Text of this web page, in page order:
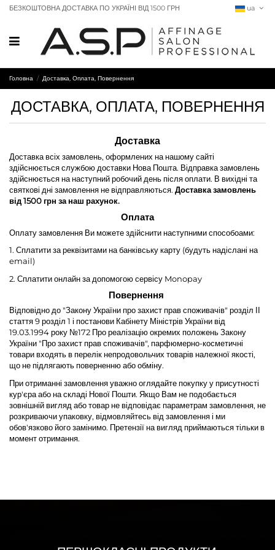
БЕЗКОШТОВНА ДОСТАВКА ПО УКРАЇНІ ВІД 1500 ГРН ua
Головна Доставка, Оплата, Повернення
ДОСТАВКА, ОПЛАТА, ПОВЕРНЕННЯ
Доставка
Доставка всіх замовлень, оформлених на нашому сайті
здійснюється службою доставки Нова Пошта. Відправка замовлень
здійснюється на наступний робочий день після оплати. В вихідні та
святкові дні замовлення не відправляються. Доставка замовлень
від 1500 грн за наш рахунок.
Оплата
Оплату замовлення Ви можете здійснити наступними способоами:
1. Сплатити за реквізитами на банківську карту (будуть надіслані на
email)
2. Сплатити онлайнза допомогою сервісу Monopay
Повернення
Відповідно до "Закону України про захист прав споживачів" розділ ІІ
стаття 9 розділ 1 і постанови Кабінету Міністрів України від
19.03.1994 року №172 Про реалізацію окремих положень Закону
України "Про захист прав споживачів", парфюмерно-косметичні
товари входять в перелік непродовольчих товарів належної якості,
що не підлягають поверненню або обміну.
При отриманні замовлення уважно оглядайте покупку у присутності
кур'єра або на складі Нової Пошти. Якщо Вам не подобається
зовнішній вигляд або товар не відповідає параметрам замовлення, не
розкриваючи упаковку, відмовляйтесь від замовлення і ми
обов'язково його замінимо. Претензії на вигляд приймаються тільки в
момент отримання.